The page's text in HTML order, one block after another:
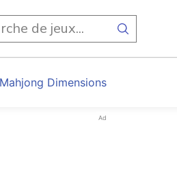
Dimensions
Ad